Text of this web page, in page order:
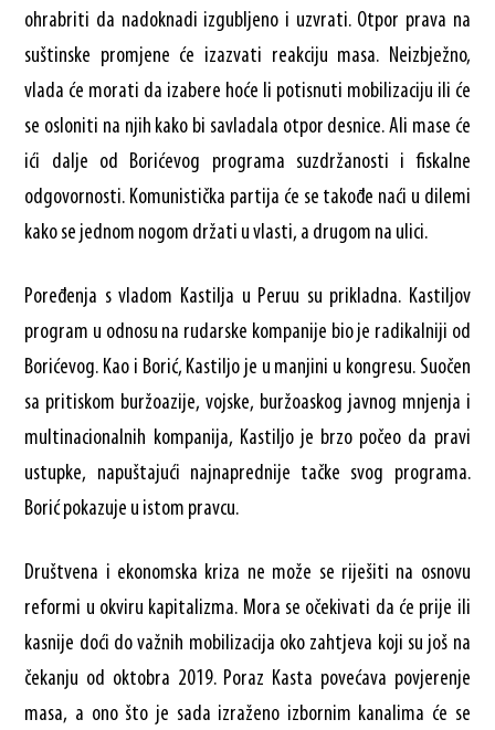
ohrabriti da nadoknadi izgubljeno i uzvrati. Otpor prava na
suštinske promjene će izazvati reakciju masa. Neizbježno,
vlada će morati da izabere hoće li potisnuti mobilizaciju ili će
se osloniti na njih kako bi savladala otpor desnice. Ali mase će
ići dalje od Borićevog programa suzdržanosti i fiskalne
odgovornosti. Komunistička partija će se takođe naći u dilemi
kako se jednom nogom držati u vlasti, a drugom na ulici.
Poređenja s vladom Kastilja u Peruu su prikladna. Kastiljov
program u odnosu na rudarske kompanije bio je radikalniji od
Borićevog. Kao i Borić, Kastiljo je u manjini u kongresu. Suočen
sa pritiskom buržoazije, vojske, buržoaskog javnog mnjenja i
multinacionalnih kompanija, Kastiljo je brzo počeo da pravi
ustupke, napuštajući najnaprednije tačke svog programa.
Borić pokazuje u istom pravcu.
Društvena i ekonomska kriza ne može se riješiti na osnovu
reformi u okviru kapitalizma. Mora se očekivati da će prije ili
kasnije doći do važnih mobilizacija oko zahtjeva koji su još na
čekanju od oktobra 2019. Poraz Kasta povećava povjerenje
masa, a ono što je sada izraženo izbornim kanalima će se